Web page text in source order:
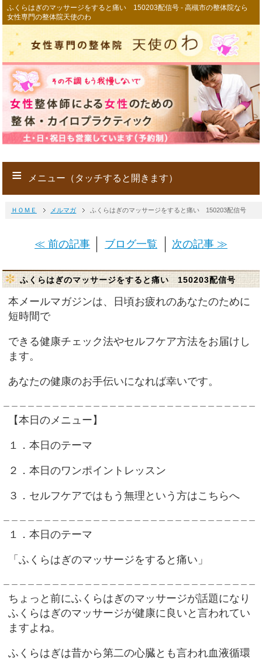
ふくらはぎのマッサージをすると痛い 150203配信号 - 高槻市の整体院なら
女性専門の整体院天使のわ
≡ メニュー（タッチすると開きます）
ＨＯＭＥ メルマガ ふくらはぎのマッサージをすると痛い 150203配信号
≪ 前の記事 ブログ一覧 次の記事 ≫
ふくらはぎのマッサージをすると痛い 150203配信号
本メールマガジンは、日頃お疲れのあなたのために
短時間で
できる健康チェック法やセルフケア方法をお届けし
ます。
あなたの健康のお手伝いになれば幸いです。
【本日のメニュー】
１．本日のテーマ
２．本日のワンポイントレッスン
３．セルフケアではもう無理という方はこちらへ
１．本日のテーマ
「ふくらはぎのマッサージをすると痛い」
ちょっと前にふくらはぎのマッサージが話題になり
ふくらはぎのマッサージが健康に良いと言われてい
ますよね。
ふくらはぎは昔から第二の心臓とも言われ血液循環